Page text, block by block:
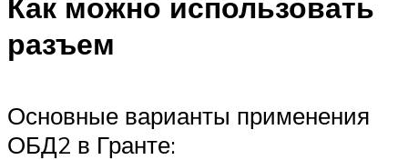
Как можно использовать
разъем
Основные варианты применения
ОБД2 в Гранте: